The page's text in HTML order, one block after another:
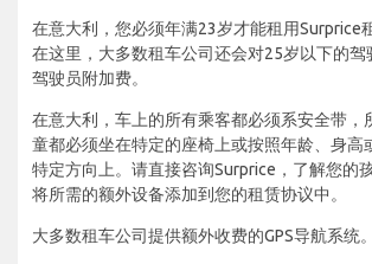
在意大利，您必须年满23岁才能租用Surprice
在这里，大多数租车公司还会对25岁以下的驾
驾驶员附加费。
在意大利，车上的所有乘客都必须系安全带，
童都必须坐在特定的座椅上或按照年龄、身高
特定方向上。请直接咨询Surprice，了解您的
将所需的额外设备添加到您的租赁协议中。
大多数租车公司提供额外收费的GPS导航系统。